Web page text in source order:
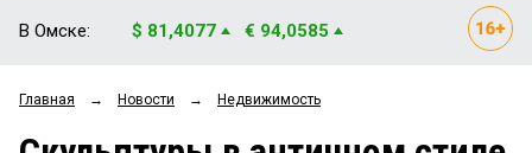
ОБЩЕСТВО Мнения
В Омске: $ 81,4077 € 94,0585
Главная → Новости → Недвижимость